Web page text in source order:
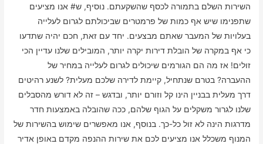
השירות השלם בתמורה לכסף שהשקעתם. נוסיף, ש# אנו מציעים
שתפנימו שיש אף כמות של פרמטרים שביכולתם לגרום לעלייה
בעלויות של המעבר שאתם מבצעים. יחד עם זאת, חכם יהיה שתדעו
כי אף במקרה של הובלת דירות יקרה יותר, המובילים שלנו עדיין הכי
זולים! אז מה הם הגורמים שיכולים לגרום לעלייה במחיר של
ההעברה? בטרם שנתחיל, קיימת לדירה שלכם מעלית? לשנע רהיטים
דרך מעלית בבניין הינו קל וזורם יותר, ובדגש – זה לא דורש מהסבלים
שלנו לגרור משקלים על הגוף שלהם, ככה שהובלה באמצעות חדר
מדרגות הינה לא זול כל-כך. בנוסף, אנו מאפשרים שימוש בהשירות של
המנוף משכלל אנו מציעים לכם את שירות ההנפה מקדם באופן אדיר